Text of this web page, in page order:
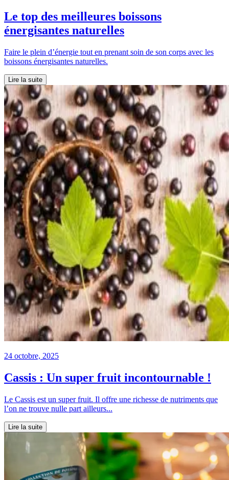
Le top des meilleures boissons
énergisantes naturelles
Faire le plein d’énergie tout en prenant soin de son corps avec les
boissons énergisantes naturelles.
Lire la suite
24 octobre, 2025
Cassis : Un super fruit incontournable !
Le Cassis est un super fruit. Il offre une richesse de nutriments que
l’on ne trouve nulle part ailleurs...
Lire la suite